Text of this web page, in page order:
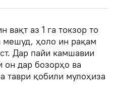
вақт аз 1 га токзор то
мешуд, ҳоло ин рақам
Дар пайи камшавии
он дар бозорҳо ва
таври қобили мулоҳиза